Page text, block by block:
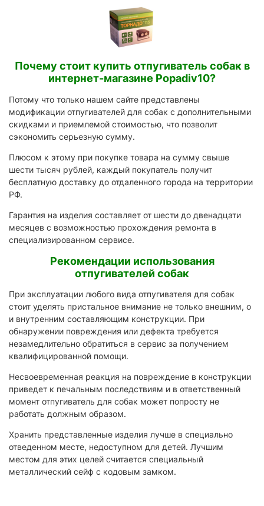
Почему стоит купить отпугиватель собак в
интернет-магазине Popadiv10?
Потому что только нашем сайте представлены
модификации отпугивателей для собак с дополнительными
скидками и приемлемой стоимостью, что позволит
сэкономить серьезную сумму.
Плюсом к этому при покупке товара на сумму свыше
шести тысяч рублей, каждый покупатель получит
бесплатную доставку до отдаленного города на территории
РФ.
Гарантия на изделия составляет от шести до двенадцати
месяцев с возможностью прохождения ремонта в
специализированном сервисе.
Рекомендации использования
отпугивателей собак
При эксплуатации любого вида отпугивателя для собак
стоит уделять пристальное внимание не только внешним, о
и внутренним составляющим конструкции. При
обнаружении повреждения или дефекта требуется
незамедлительно обратиться в сервис за получением
квалифицированной помощи.
Несвоевременная реакция на повреждение в конструкции
приведет к печальным последствиям и в ответственный
момент отпугиватель для собак может попросту не
работать должным образом.
Хранить представленные изделия лучше в специально
отведенном месте, недоступном для детей. Лучшим
местом для этих целей считается специальный
металлический сейф с кодовым замком.